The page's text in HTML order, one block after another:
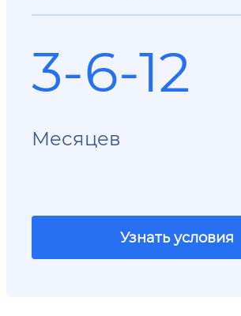
3-6-12
Месяцев
Узнать условия